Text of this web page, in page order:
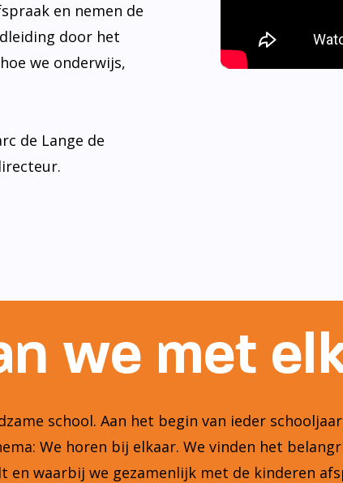
en nemen de
door het
we onderwijs,
de Lange de
we met
school. Aan het begin van ieder
We horen bij elkaar. We vinden het
waarbij we gezamenlijk met de kinderen